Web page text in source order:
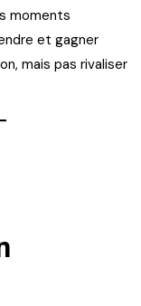
moments
et gagner
mais pas rivaliser